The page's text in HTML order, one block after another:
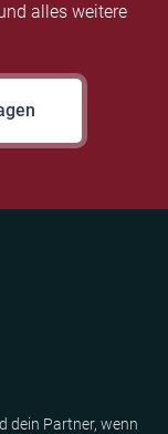
alles weitere
dein Partner, wenn